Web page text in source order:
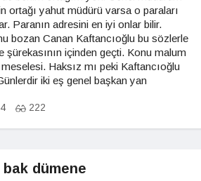
ortağı yahut müdürü varsa o paraları
Paranın adresini en iyi onlar bilir.
bozan Canan Kaftancıoğlu bu sözlerle
şürekasının içinden geçti. Konu malum
Haksız mı peki Kaftancıoğlu
iki eş genel başkan yan
222
bak dümene